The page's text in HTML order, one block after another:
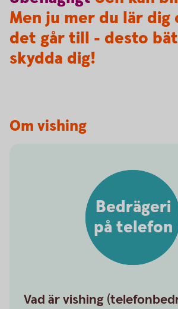
Men ju mer du lär dig
det går till - desto
skydda dig!
Om vishing
Bedrägeri
på telefon
Vad är vishing